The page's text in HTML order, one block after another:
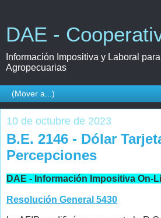
DAE -
Información Impositiva y Laboral
Agropecuarias
10 de octubre de 2023
B.E. 2146 - Dólar
Percepciones
DAE - Información Impositiva On-
Resolución General 5430